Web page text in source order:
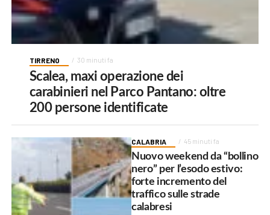
TIRRENO 30 minuti fa
Scalea, maxi operazione dei
carabinieri nel Parco Pantano: oltre
200 persone identificate
CALABRIA 45 minuti fa
Nuovo weekend da “bollino
nero” per l’esodo estivo:
forte incremento del
traffico sulle strade
calabresi